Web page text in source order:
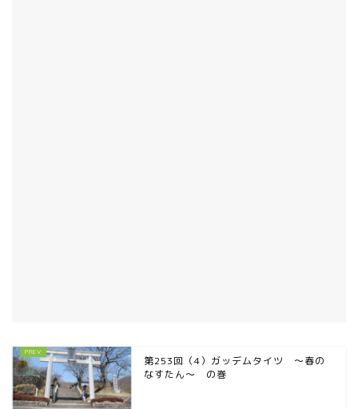
第253回（4）ガッデムタイツ ～春の
なすたん～ の巻